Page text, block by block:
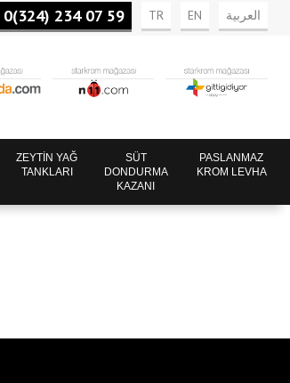
0(324) 234 07 59 TR EN العربية
ZEYTİN YAĞ
TANKLARI
SÜT
DONDURMA
KAZANI
PASLANMAZ
KROM LEVHA